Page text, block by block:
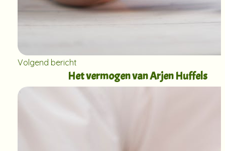
Volgend bericht
Het vermogen van Arjen Huffels